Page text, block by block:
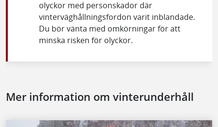
olyckor med personskador där
vinterväghållningsfordon varit inblandade.
Du bör vänta med omkörningar för att
minska risken för olyckor.
Mer information om vinterunderhåll